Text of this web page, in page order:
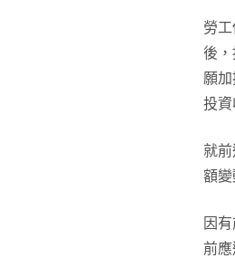
勞
後
願
投資
就
額變
因
前應